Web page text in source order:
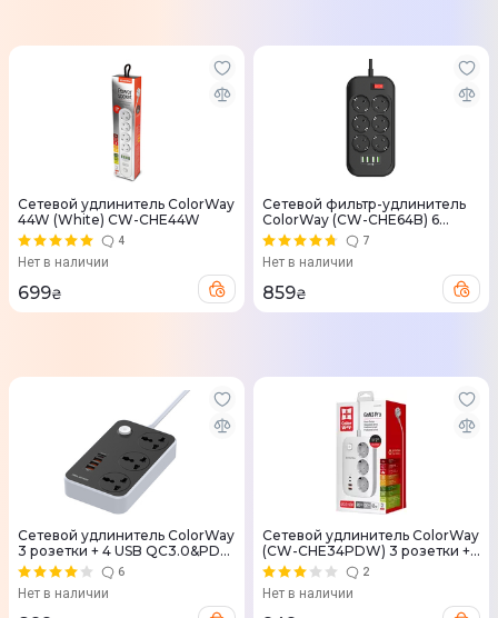
Сетевой удлинитель ColorWay
44W (White) CW-CHE44W
4
Нет в наличии
699₴
Сетевой фильтр-удлинитель
ColorWay (CW-CHE64B) 6
розеток + 4 USB (Black) CW-
CHE64B
7
Нет в наличии
859₴
Сетевой удлинитель ColorWay
3 розетки + 4 USB QC3.0&PD
(Black) CW-CHU34PDB
6
Нет в наличии
Сетевой удлинитель ColorWay
(CW-CHE34PDW) 3 розетки +
4 USB (GaN3 Pro PD)
2
Нет в наличии